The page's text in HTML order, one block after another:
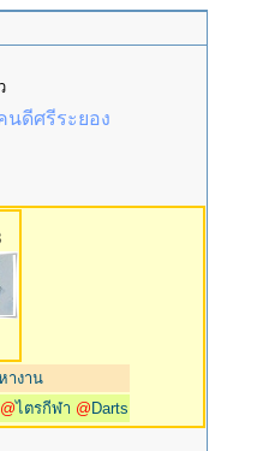
นดีศรีระยอง
างาน
@ไตรกีฬา @ Darts